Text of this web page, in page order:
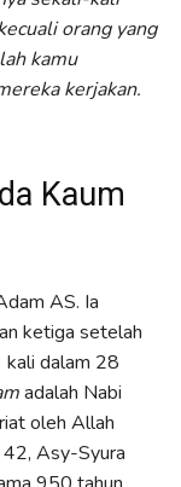
orang yang
kamu
kerjakan.
Kaum
AS. Ia
ketiga setelah
kali dalam 28
adalah Nabi
oleh Allah
42, Asy-Syura